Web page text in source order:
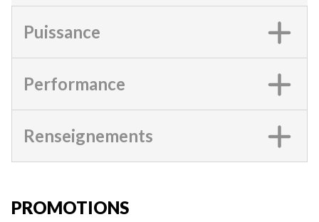
Puissance
Performance
Renseignements
PROMOTIONS